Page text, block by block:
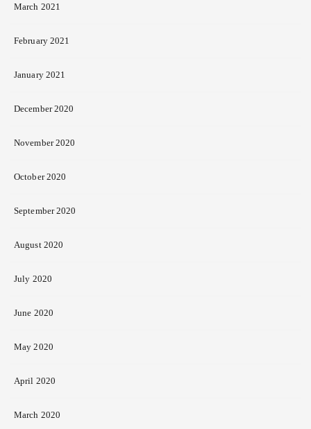
March 2021
February 2021
January 2021
December 2020
November 2020
October 2020
September 2020
August 2020
July 2020
June 2020
May 2020
April 2020
March 2020